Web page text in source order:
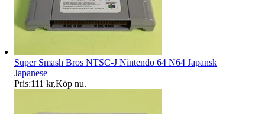
Super Smash Bros NTSC-J Nintendo 64 N64 Japansk
Japanese
Pris:111 kr,Köp nu.